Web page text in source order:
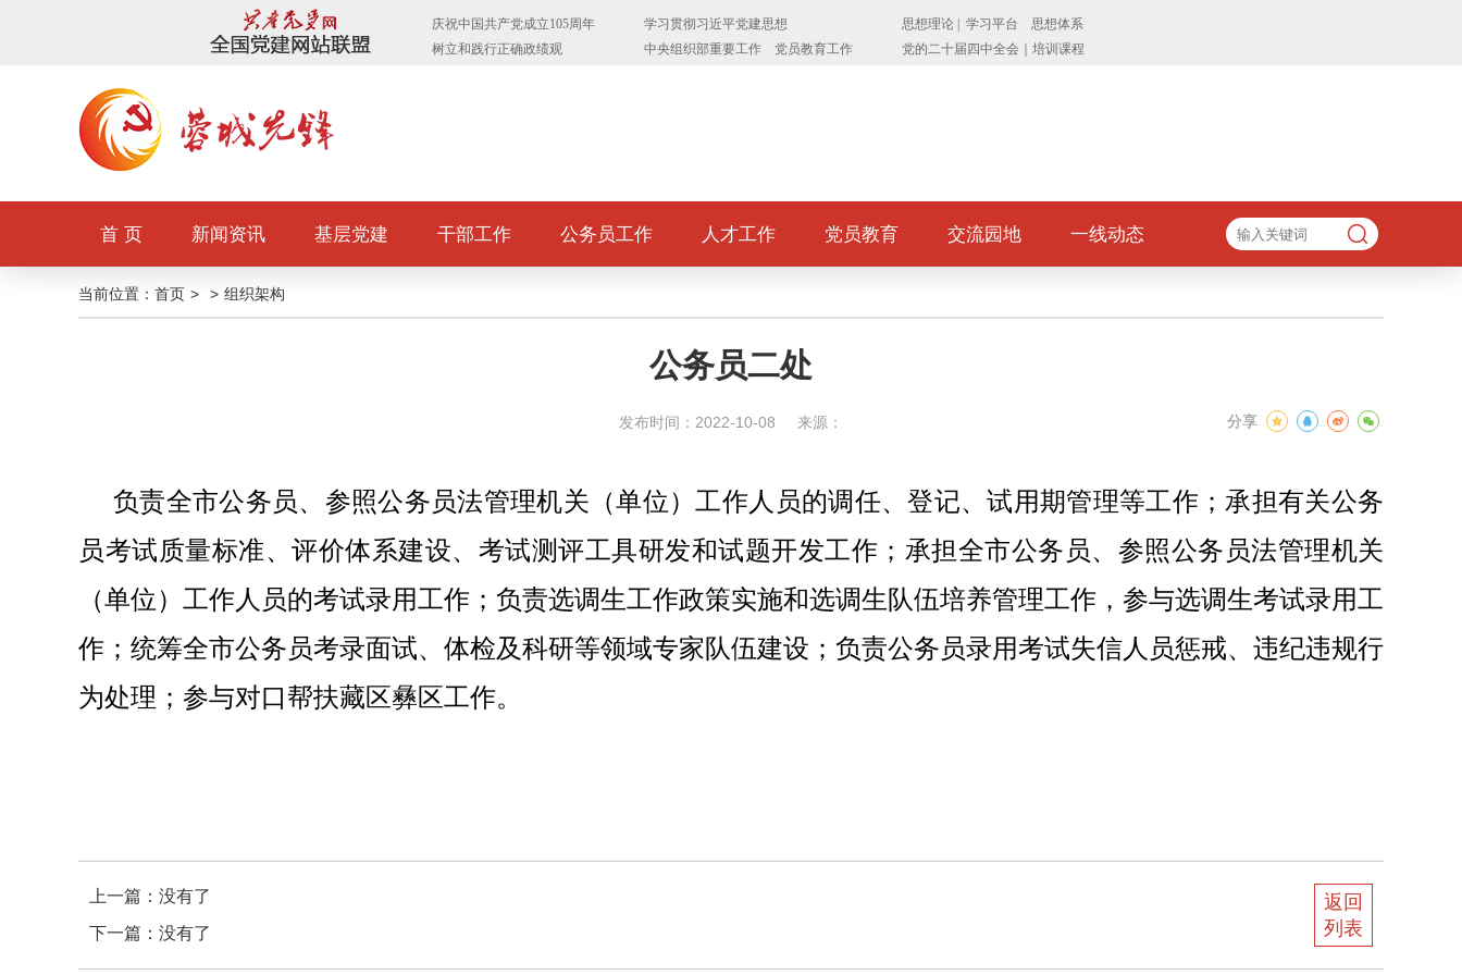
首 页 新闻资讯 基层党建 干部工作 公务员工作 人才工作 党员教育 交流园地 一线动态
当前位置： 首页 > > 组织架构
公务员二处
发布时间：2022-10-08 来源： 分享
负责全市公务员、参照公务员法管理机关（单位）工作人员的调任、登记、试用期管理等工作；承担有关公务
员考试质量标准、评价体系建设、考试测评工具研发和试题开发工作；承担全市公务员、参照公务员法管理机关
（单位）工作人员的考试录用工作；负责选调生工作政策实施和选调生队伍培养管理工作，参与选调生考试录用工
作；统筹全市公务员考录面试、体检及科研等领域专家队伍建设；负责公务员录用考试失信人员惩戒、违纪违规行
为处理；参与对口帮扶藏区彝区工作。
上一篇：没有了
下一篇：没有了
返回
列表